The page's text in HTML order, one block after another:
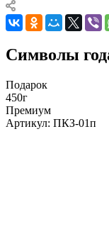
Символы
Подарок
450г
Премиум
Артикул: ПКЗ-01п